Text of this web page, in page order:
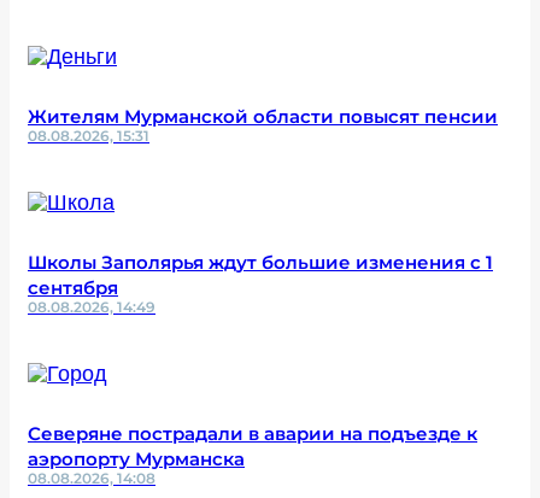
Жителям Мурманской области повысят пенсии
08.08.2026, 15:31
Школы Заполярья ждут большие изменения с 1
сентября
08.08.2026, 14:49
Северяне пострадали в аварии на подъезде к
аэропорту Мурманска
08.08.2026, 14:08